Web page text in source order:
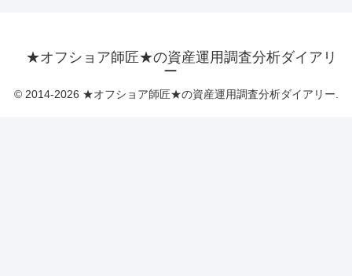
★オフショア師匠★の資産運用調査分析ダイアリ
ー
© 2014-2026 ★オフショア師匠★の資産運用調査分析ダイアリー.